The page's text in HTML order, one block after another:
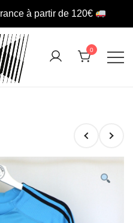
à partir de 120€
0